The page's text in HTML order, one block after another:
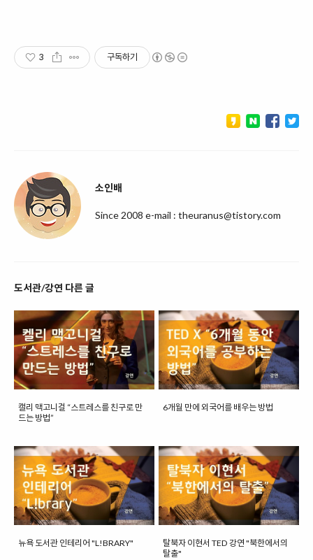
3 구독하기
소인배
Since 2008 e-mail : theuranus@tistory.com
도서관/강연 다른 글
캘리 맥고니걸 “스트레스를 친구로 만
드는 방법”
6개월 만에 외국어를 배우는 방법
뉴욕 도서관 인테리어 "L!BRARY"
탈북자 이현서 TED 강연 "북한에서의
탈출"